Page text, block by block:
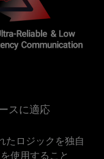
スに適応
たロジックを独自
使用すること